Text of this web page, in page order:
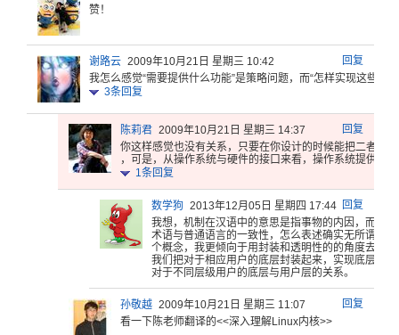
赞！
回复
谢路云 2009年10月21日 星期三 10:42
我怎么感觉“需要提供什么功能”是策略问题，而“怎样实现这些功
3条回复
回复
陈莉君 2009年10月21日 星期三 14:37
你这样感觉也没有关系 ，只要在你设计的时候能把二者分
，可是，从操作系统与硬件的接口来看，操作系统提供的
1条回复
回复
数学狗 2013年12月05日 星期四 17:44
我想，机制 在汉语中的意思是指事物的内因， 而我
术语与普通语言的一致性，怎么表述确实无所谓，但
个概念，我更倾向于用封装和透明性的的角度去
我们把对于相应用户的底层封装起来，实现底层对
对于不同层级用 户的底层与用户层的关系。
回复
孙敬越 2009年10月21日 星期三 11:07
看一下陈老师翻译的<<深入理解Linux内核>>